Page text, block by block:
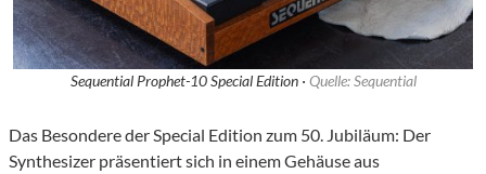
Sequential Prophet-10 Special Edition · Quelle: Sequential
Das Besondere der Special Edition zum 50. Jubiläum: Der
Synthesizer präsentiert sich in einem Gehäuse aus